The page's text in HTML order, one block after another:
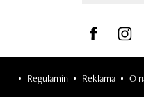
Visit us onVisit
Regulamin Reklama O